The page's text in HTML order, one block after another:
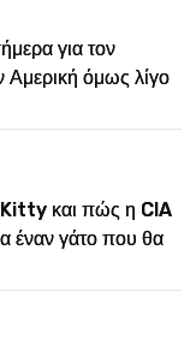
για τον
όμως λίγοι
και πώς η CIA
έναν γάτο που θα